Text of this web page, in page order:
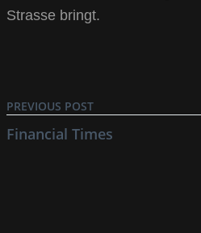
Strasse bringt.
PREVIOUS POST
Financial Times